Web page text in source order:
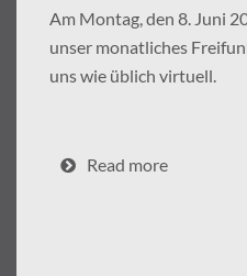
Am Montag, den 8. Juni
unser monatliches
uns wie üblich virtuell.
Read more